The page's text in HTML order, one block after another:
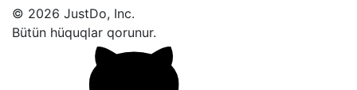
© 2026 JustDo, Inc.
Bütün hüquqlar qorunur.